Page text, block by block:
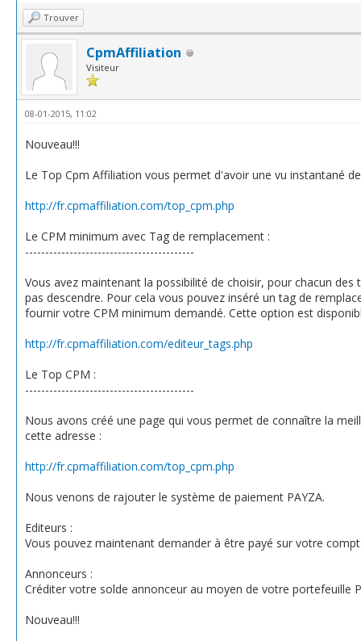
Trouver
CpmAffiliation
Visiteur
08-01-2015, 11:02
Nouveau!!!
Le Top Cpm Affiliation vous permet d'avoir une vu instantané
http://fr.cpmaffiliation.com/top_cpm.php
Le CPM minimum avec Tag de remplacement :
------------------------------------------
Vous avez maintenant la possibilité de choisir, pour chacun
pas descendre. Pour cela vous pouvez inséré un tag de
fournir votre CPM minimum demandé. Cette option est
http://fr.cpmaffiliation.com/editeur_tags.php
Le Top CPM :
------------------------------------------
Nous avons créé une page qui vous permet de connaître la
cette adresse :
http://fr.cpmaffiliation.com/top_cpm.php
Nous venons de rajouter le système de paiement PAYZA.
Editeurs :
Vous pouvez maintenant demander à être payé sur votre
Annonceurs :
Créditer votre solde annonceur au moyen de votre portefeuille
Nouveau!!!